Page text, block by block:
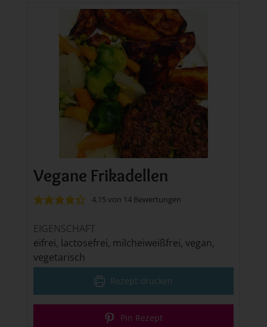
Vegane Frikadellen
4.15von 14Bewertungen
EIGENSCHAFT
eifrei, lactosefrei, milcheiweißfrei, vegan,
vegetarisch
Rezept drucken
Pin Rezept